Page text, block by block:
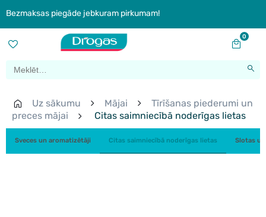
Bezmaksas piegāde jebkuram pirkumam!
0
Uz sākumu Mājai
Tīrīšanas piederumi un
preces mājai
Citas saimniecībā noderīgas lietas
Sveces un aromatizētāji Citas saimniecībā noderīgas lietas Slotas